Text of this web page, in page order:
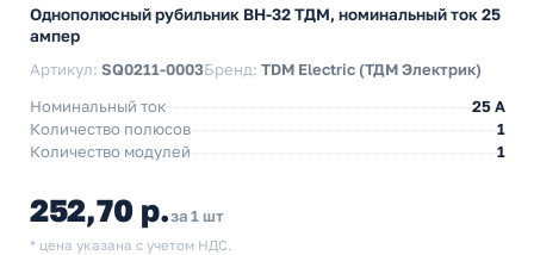
Однополюсный рубильник BH-32 ТДМ, номинальный ток 25
ампер
Артикул: SQ0211-0003Бренд: TDM Electric (ТДМ Электрик)
Номинальный ток
25 A
Количество полюсов
1
Количество модулей
1
252,70 р.за 1 шт
* цена указана с учетом НДС.